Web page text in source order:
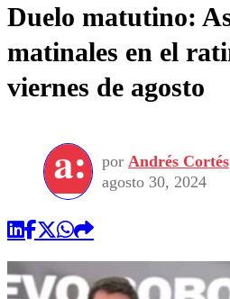
Duelo matutino:
matinales en el
viernes de agosto
por Andrés Cortés
agosto 30, 2024